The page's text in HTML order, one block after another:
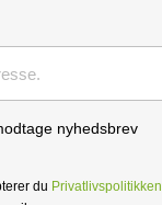
nyhedsbrev
du Privatlivspolitikken